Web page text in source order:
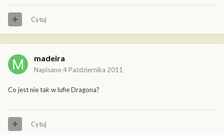
Cytuj
madeira
Napisano 4 Października 2011
Co jest nie tak w lufie Dragona?
Cytuj